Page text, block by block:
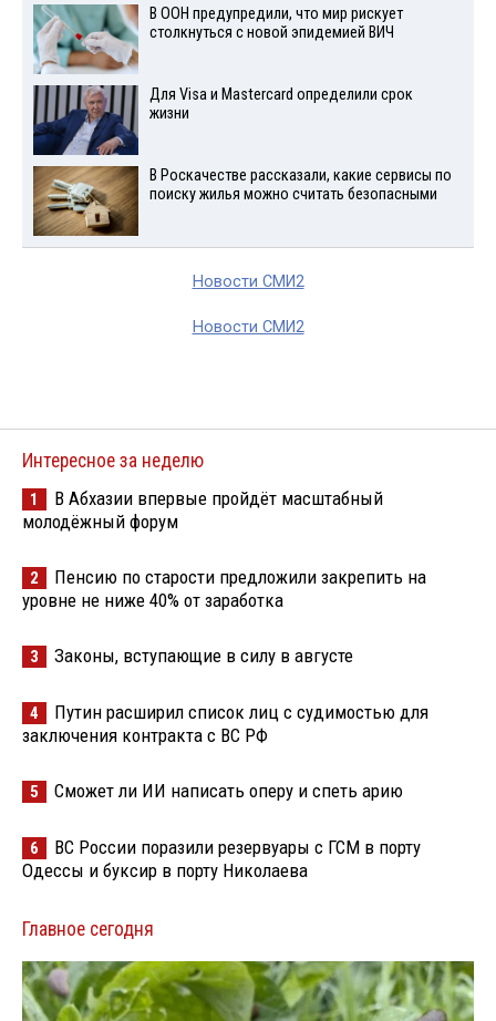
В ООН предупредили, что мир рискует
столкнуться с новой эпидемией ВИЧ
Для Visа и Mastercard определили срок
жизни
В Роскачестве рассказали, какие сервисы по
поиску жилья можно считать безопасными
Новости СМИ2
Новости СМИ2
Интересное за неделю
1
В Абхазии впервые пройдёт масштабный
молодёжный форум
2
Пенсию по старости предложили закрепить на
уровне не ниже 40% от заработка
3 Законы, вступающие в силу в августе
4
Путин расширил список лиц с судимостью для
заключения контракта с ВС РФ
5 Сможет ли ИИ написать оперу и спеть арию
6
ВС России поразили резервуары с ГСМ в порту
Одессы и буксир в порту Николаева
Главное сегодня